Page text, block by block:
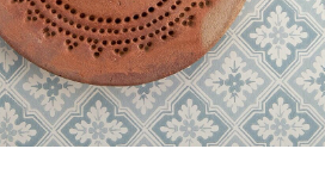
Velours
Bois blond
Papier mâché
Verre
Zinc et galva